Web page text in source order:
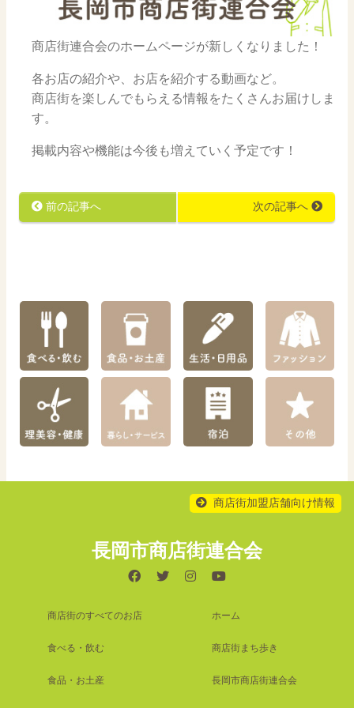
商店街連合会のホームページが新しくなりました！
各お店の紹介や、お店を紹介する動画など。
商店街を楽しんでもらえる情報をたくさんお届けしま
す。
掲載内容や機能は今後も増えていく予定です！
前の記事へ 次の記事へ
商店街加盟店舗向け情報
長岡市商店街連合会
商店街のすべてのお店
食べる・飲む
食品・お土産
ホーム
商店街まち歩き
長岡市商店街連合会